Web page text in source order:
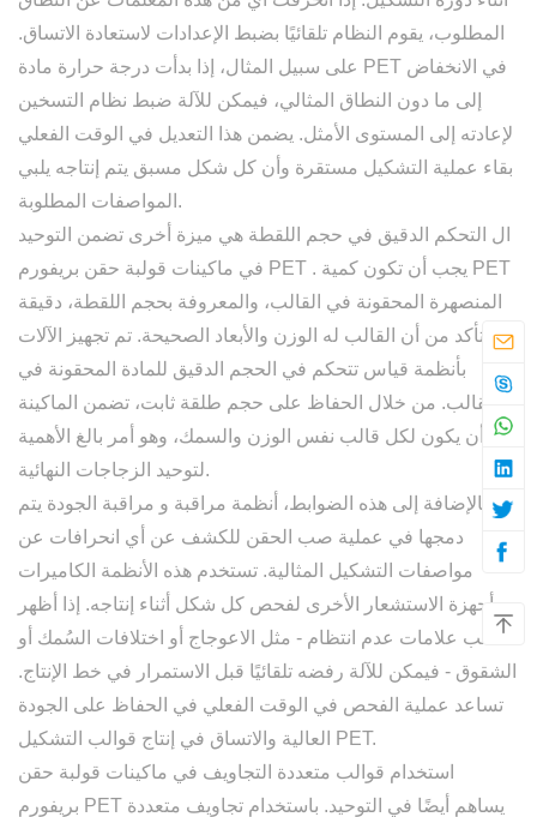
المطلوب، يقوم النظام تلقائيًا بضبط الإعدادات لاستعادة الاتساق.
على سبيل المثال، إذا بدأت درجة حرارة مادة PET في الانخفاض
إلى ما دون النطاق المثالي، فيمكن للآلة ضبط نظام التسخين
لإعادته إلى المستوى الأمثل. يضمن هذا التعديل في الوقت الفعلي
بقاء عملية التشكيل مستقرة وأن كل شكل مسبق يتم إنتاجه يلبي
المواصفات المطلوبة.
ال التحكم الدقيق في حجم اللقطة هي ميزة أخرى تضمن التوحيد
في ماكينات قولبة حقن بريفورم PET . يجب أن تكون كمية PET
المنصهرة المحقونة في القالب، والمعروفة بحجم اللقطة، دقيقة
للتأكد من أن القالب له الوزن والأبعاد الصحيحة. تم تجهيز الآلات
بأنظمة قياس تتحكم في الحجم الدقيق للمادة المحقونة في
القالب. من خلال الحفاظ على حجم طلقة ثابت، تضمن الماكينة
أن يكون لكل قالب نفس الوزن والسمك، وهو أمر بالغ الأهمية
لتوحيد الزجاجات النهائية.
بالإضافة إلى هذه الضوابط،
أنظمة مراقبة و مراقبة الجودة يتم
دمجها في عملية صب الحقن للكشف عن أي انحرافات عن
مواصفات التشكيل المثالية. تستخدم هذه الأنظمة الكاميرات
وأجهزة الاستشعار الأخرى لفحص كل شكل أثناء إنتاجه. إذا أظهر
القالب علامات عدم انتظام - مثل الاعوجاج أو اختلافات السُمك أو
الشقوق - فيمكن للآلة رفضه تلقائيًا قبل الاستمرار في خط الإنتاج.
تساعد عملية الفحص في الوقت الفعلي في الحفاظ على الجودة
العالية والاتساق في إنتاج قوالب التشكيل PET.
استخدام قوالب متعددة التجاويف في ماكينات قولبة حقن
بريفورم PET يساهم أيضًا في التوحيد. باستخدام تجاويف متعددة